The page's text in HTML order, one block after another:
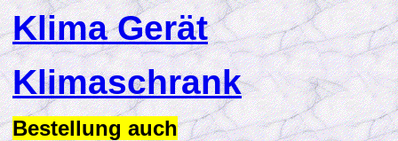
Klima Gerät
Klimaschrank
Bestellung auch